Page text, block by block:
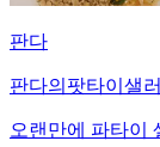
판다
판다의팟타이샐
오랜만에 파타이